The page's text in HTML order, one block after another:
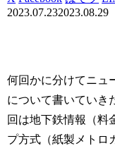
2023.07.232023.08.29
何回かに分けてニュ
について書いていき
回は地下鉄情報（料
プ方式（紙製メトロ